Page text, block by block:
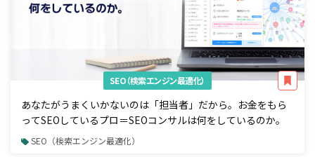
SEO（検索エンジン最適化）
あなたがうまくいかないのは「担当者」だから。お金をもら
ってSEOしているプロ＝SEOコンサルは何をしているのか。
SEO（検索エンジン最適化）